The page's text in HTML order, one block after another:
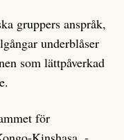
gruppers anspråk,
underblåser
som lättpåverkad
för